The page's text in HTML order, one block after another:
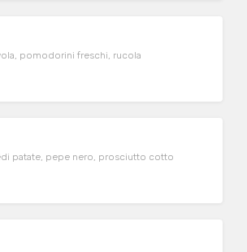
pomodorini freschi, rucola
patate, pepe nero, prosciutto cotto